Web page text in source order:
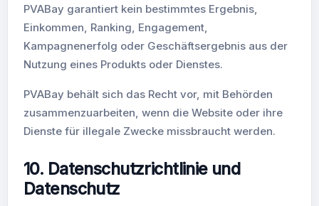
PVABay garantiert kein bestimmtes Ergebnis,
Einkommen, Ranking, Engagement,
Kampagnenerfolg oder Geschäftsergebnis aus der
Nutzung eines Produkts oder Dienstes.
PVABay behält sich das Recht vor, mit Behörden
zusammenzuarbeiten, wenn die Website oder ihre
Dienste für illegale Zwecke missbraucht werden.
10. Datenschutzrichtlinie und
Datenschutz